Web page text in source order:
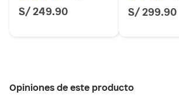
S/ 249.90 S/ 299.90
Opiniones de este producto